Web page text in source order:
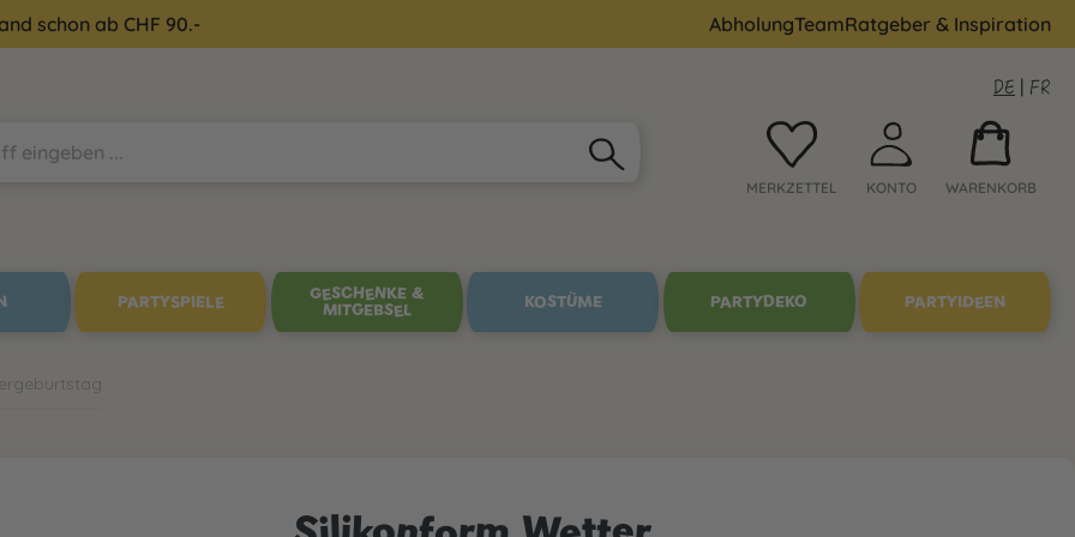
schon ab CHF 90.- AbholungTeamRatgeber & Inspiration
DE | FR
MERKZETTEL KONTO WARENKORB
PARTYSPIELE
GESCHENKE &
MITGEBSEL
KOSTÜME PARTYDEKO PARTYIDEEN